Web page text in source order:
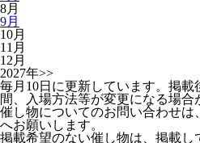
8月
9月
10月
11月
12月
2027年>>
毎月10日に更新しています。掲
間、入場方法等が変更になる場合
催し物についてのお問い合わせ
へお願いします。
掲載希望のない催し物は、掲載し